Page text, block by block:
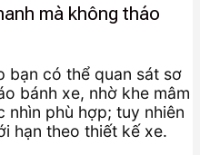
mà không tháo
bạn có thể quan sát sơ
bánh xe, nhờ khe mâm
phù hợp; tuy nhiên
hạn theo thiết kế xe.